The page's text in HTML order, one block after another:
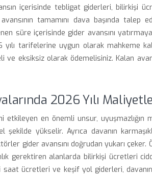
içerisinde tebligat giderleri, bilirkişi
tamamını dava başında talep
süre içerisinde gider avansını
tarifelerine uygun olarak mahkeme
ve eksiksiz olarak ödemelisiniz. Kalan
2026 Yılı
etkileyen en önemli unsur, uyuşmazlığın
şekilde yükselir. Ayrıca davanın
gider avansını doğrudan yukarı
gerektiren alanlarda bilirkişi ücretleri
ücretleri ve keşif yol giderleri, davanın